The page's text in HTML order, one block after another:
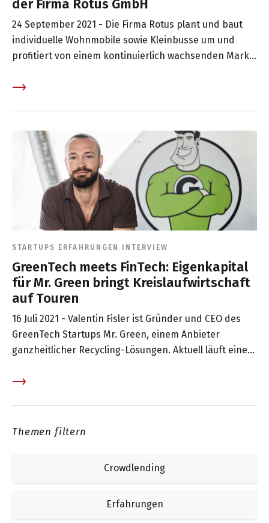
der Firma Rotus GmbH
24 September 2021 - Die Firma Rotus plant und baut
individuelle Wohnmobile sowie Kleinbusse um und
profitiert von einem kontinuierlich wachsenden Markt.
Finanzierung der Kosten der Gewerbehalle geholfen
gesprochen.
STARTUPS ERFAHRUNGEN INTERVIEW
GreenTech meets FinTech: Eigenkapital
für Mr. Green bringt Kreislaufwirtschaft
auf Touren
16 Juli 2021 - Valentin Fisler ist Gründer und CEO des
GreenTech Startups Mr. Green, einem Anbieter
ganzheitlicher Recycling-Lösungen. Aktuell läuft eine
swisspeers in Zusammenarbeit mit der digitalen
Themen filtern
Crowdlending
Erfahrungen